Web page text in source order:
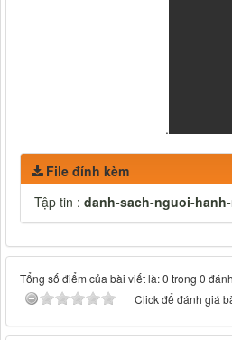
.
File đính kèm
Tập tin : danh-sach-nguoi-
Tổng số điểm của bài viết là: 0 trong 0
Click để đánh giá